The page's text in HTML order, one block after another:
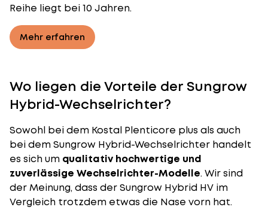
Reihe liegt bei 10 Jahren.
Mehr erfahren
Wo liegen die Vorteile der Sungrow
Hybrid-Wechselrichter?
Sowohl bei dem Kostal Plenticore plus als auch
bei dem Sungrow Hybrid-Wechselrichter handelt
es sich um qualitativ hochwertige und
zuverlässige Wechselrichter-Modelle. Wir sind
der Meinung, dass der Sungrow Hybrid HV im
Vergleich trotzdem etwas die Nase vorn hat.